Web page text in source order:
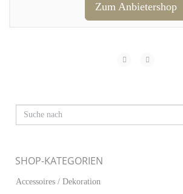
Zum Anbietershop
SHOP-KATEGORIEN
Accessoires / Dekoration